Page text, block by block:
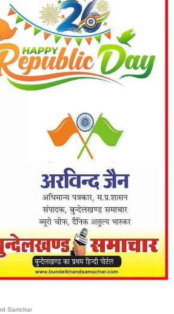
Samchar